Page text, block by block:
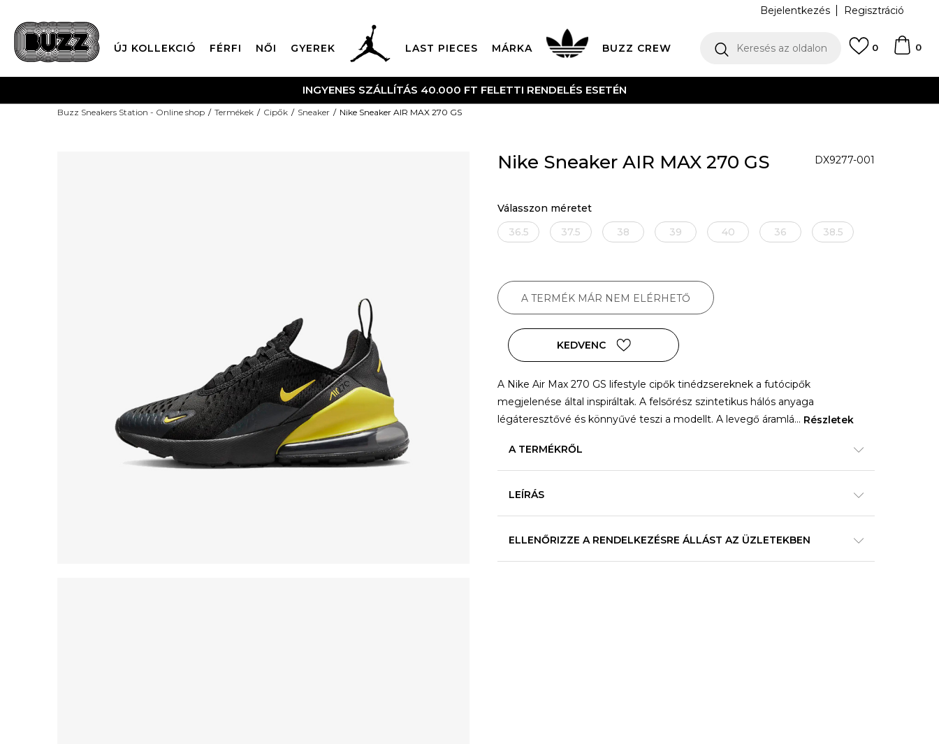
Bejelentkezés Regisztráció
ÚJ KOLLEKCIÓ FÉRFI NŐI GYEREK LAST PIECES MÁRKA BUZZ CREW Keresés az oldalon 0
0
INGYENES SZÁLLÍTÁS 40.000 FT FELETTI RENDELÉS ESETÉN
Buzz Sneakers Station - Online shop Termékek Cipők Sneaker Nike Sneaker AIR MAX 270 GS
Nike Sneaker AIR MAX 270 GS DX9277-001
Válasszon méretet
36.5
37.5 38 39 40 36 38.5
A TERMÉK MÁR NEM ELÉRHETŐ
KEDVENC
A Nike Air Max 270 GS lifestyle cipők tinédzsereknek a futócipők
megjelenése által inspiráltak. A felsőrész szintetikus hálós anyaga
légáteresztővé és könnyűvé teszi a modellt. A levegő áramlá... Részletek
A TERMÉKRŐL
LEÍRÁS
ELLENŐRIZZE A RENDELKEZÉSRE ÁLLÁST AZ ÜZLETEKBEN